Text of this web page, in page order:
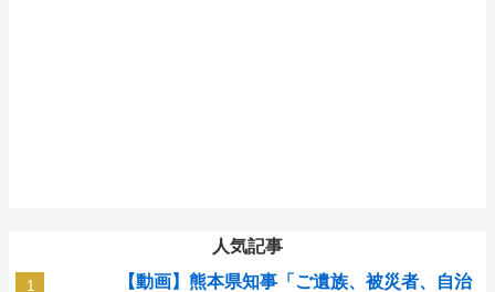
人気記事
【動画】熊本県知事「ご遺族、被災者、自治